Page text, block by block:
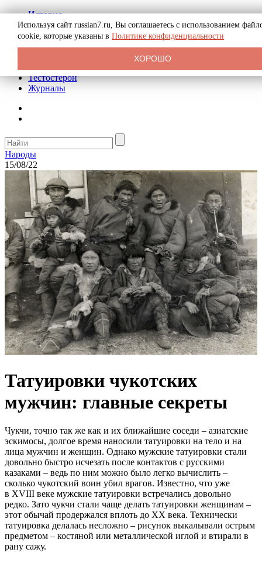
История
Биография
Криминал
Реклама на сайте
Тестостерон
Журналы
Народы
15/08/22
Татуировки чукотских
мужчин: главные секреты
Чукчи, точно так же как и их ближайшие соседи – азиатские
эскимосы, долгое время наносили татуировки на тело и на
лица мужчин и женщин. Однако мужские татуировки стали
довольно быстро исчезать после контактов с русскими
казаками – ведь по ним можно было легко вычислить –
сколько чукотский воин убил врагов. Известно, что уже
в XVIII веке мужские татуировки встречались довольно
редко. Зато чукчи стали чаще делать татуировки женщинам –
этот обычай продержался вплоть до XX века. Технически
татуировка делалась несложно – рисунок выкалывали острым
предметом – костяной или металлической иглой и втирали в
рану сажу.
Используя сайт russian7.ru, Вы соглашаетесь с использованием
cookie, которые указаны в Политике конфиденциальности
ХОРОШО